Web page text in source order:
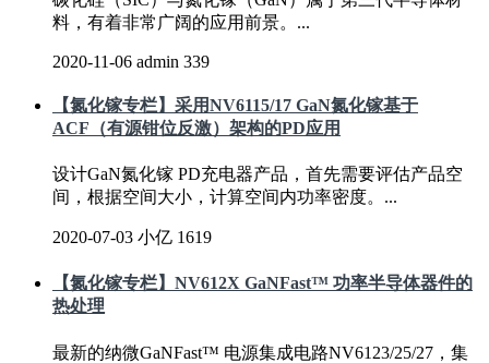
料，有着非常广阔的应用前景。...
2020-11-06 admin 339
【氮化镓专栏】采用NV6115/17 GaN氮化镓基于
ACF（有源钳位反激）架构的PD应用
设计GaN氮化镓 PD充电器产品，首先需要评估产品空
间，根据空间大小，计算空间内功率密度。...
2020-07-03 小亿 1619
【氮化镓专栏】NV612X GaNFast™ 功率半导体器件的
热处理
最新的纳微GaNFast™ 电源集成电路NV6123/25/27，集